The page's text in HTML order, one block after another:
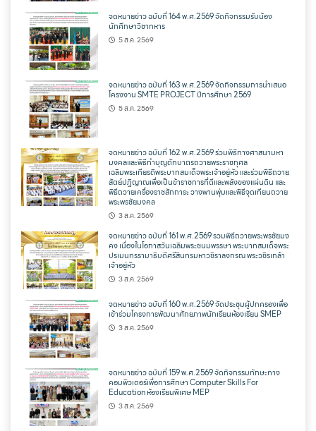
จดหมายข่าว ฉบับที่ 164 พ.ศ.2569 จัดกิจกรรมรับน้อง
นักศึกษาวิชาทหาร
5 ส.ค. 2569
จดหมายข่าว ฉบับที่ 163 พ.ศ.2569 จัดกิจกรรมการนำเสนอ
โครงงาน SMTE PROJECT ปีการศึกษา 2569
5 ส.ค. 2569
จดหมายข่าว ฉบับที่ 162 พ.ศ.2569 ร่วมพิธีทางศาสนามหา
มงคลและพิธีทำบุญตักบาตรถวายพระราชกุศล
เฉลิมพระเกียรติพระบาทสมเด็จพระเจ้าอยู่หัว และร่วมพิธีถวาย
สัตย์ปฏิญาณเพื่อเป็นข้าราชการที่ดีและพลังของแผ่นดิน และ
พิธีถวายเครื่องราชสักการะ วางพานพุ่มและพิธีจุดเทียนถวาย
พระพรชัยมงคล
3 ส.ค. 2569
จดหมายข่าว ฉบับที่ 161 พ.ศ.2569 รวมพิธีถวายพระพรชัยมง
คง เนื่องในโอกาสวันเฉลิมพระชนมพรรษา พระบาทสมเด็จพระ
ปรเมนทรรามาธิบดีศรีสินทรมหาวชิราลงกรณ พระวชิรเกล้า
เจ้าอยู่หัว
3 ส.ค. 2569
จดหมายข่าว ฉบับที่ 160 พ.ศ.2569 จัดประชุมผู้ปกครองเพื่อ
เข้าร่วมโครงการพัฒนาศักยภาพนักเรียนห้องเรียน SMEP
3 ส.ค. 2569
จดหมายข่าว ฉบับที่ 159 พ.ศ.2569 จัดกิจกรรมทักษะทาง
คอมพิวเตอร์เพื่อการศึกษา Computer Skills For
Education ห้องเรียนพิเศษ MEP
3 ส.ค. 2569